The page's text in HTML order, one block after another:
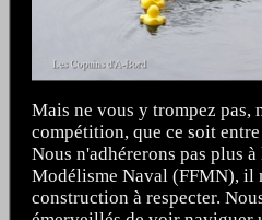
Mais ne vous y trompez pas,
compétition, que ce soit
Nous n'adhérerons pas plus
Modélisme Naval (FFMN), il
construction à respecter.